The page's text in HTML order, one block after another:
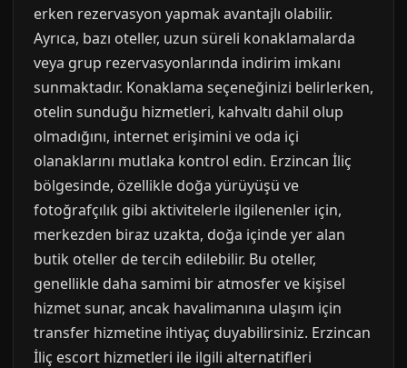
erken rezervasyon yapmak avantajlı olabilir.
Ayrıca, bazı oteller, uzun süreli konaklamalarda
veya grup rezervasyonlarında indirim imkanı
sunmaktadır. Konaklama seçeneğinizi belirlerken,
otelin sunduğu hizmetleri, kahvaltı dahil olup
olmadığını, internet erişimini ve oda içi
olanaklarını mutlaka kontrol edin. Erzincan İliç
bölgesinde, özellikle doğa yürüyüşü ve
fotoğrafçılık gibi aktivitelerle ilgilenenler için,
merkezden biraz uzakta, doğa içinde yer alan
butik oteller de tercih edilebilir. Bu oteller,
genellikle daha samimi bir atmosfer ve kişisel
hizmet sunar, ancak havalimanına ulaşım için
transfer hizmetine ihtiyaç duyabilirsiniz. Erzincan
İliç escort hizmetleri ile ilgili alternatifleri